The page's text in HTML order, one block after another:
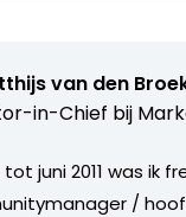
van den
in-Chief bij
juni 2011 was ik
/